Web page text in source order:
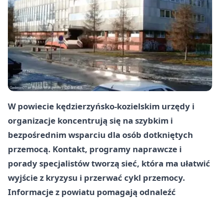
W powiecie kędzierzyńsko-kozielskim urzędy i
organizacje koncentrują się na szybkim i
bezpośrednim wsparciu dla osób dotkniętych
przemocą. Kontakt, programy naprawcze i
porady specjalistów tworzą sieć, która ma ułatwić
wyjście z kryzysu i przerwać cykl przemocy.
Informacje z powiatu pomagają odnaleźć